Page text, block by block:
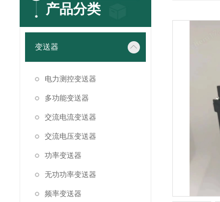
产品分类
变送器
电力测控变送器
多功能变送器
交流电流变送器
交流电压变送器
功率变送器
无功功率变送器
频率变送器